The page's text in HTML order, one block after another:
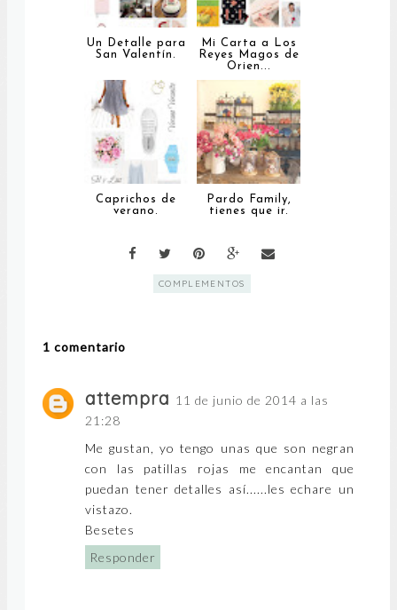
Un Detalle para
San Valentín.
Mi Carta a Los
Reyes Magos de
Orien...
Caprichos de
verano.
Pardo Family,
tienes que ir.
COMPLEMENTOS
1 comentario
attempra 11 de junio de 2014 a las
21:28
Me gustan, yo tengo unas que son negran
con las patillas rojas me encantan que
puedan tener detalles así......les echare un
vistazo.
Besetes
Responder